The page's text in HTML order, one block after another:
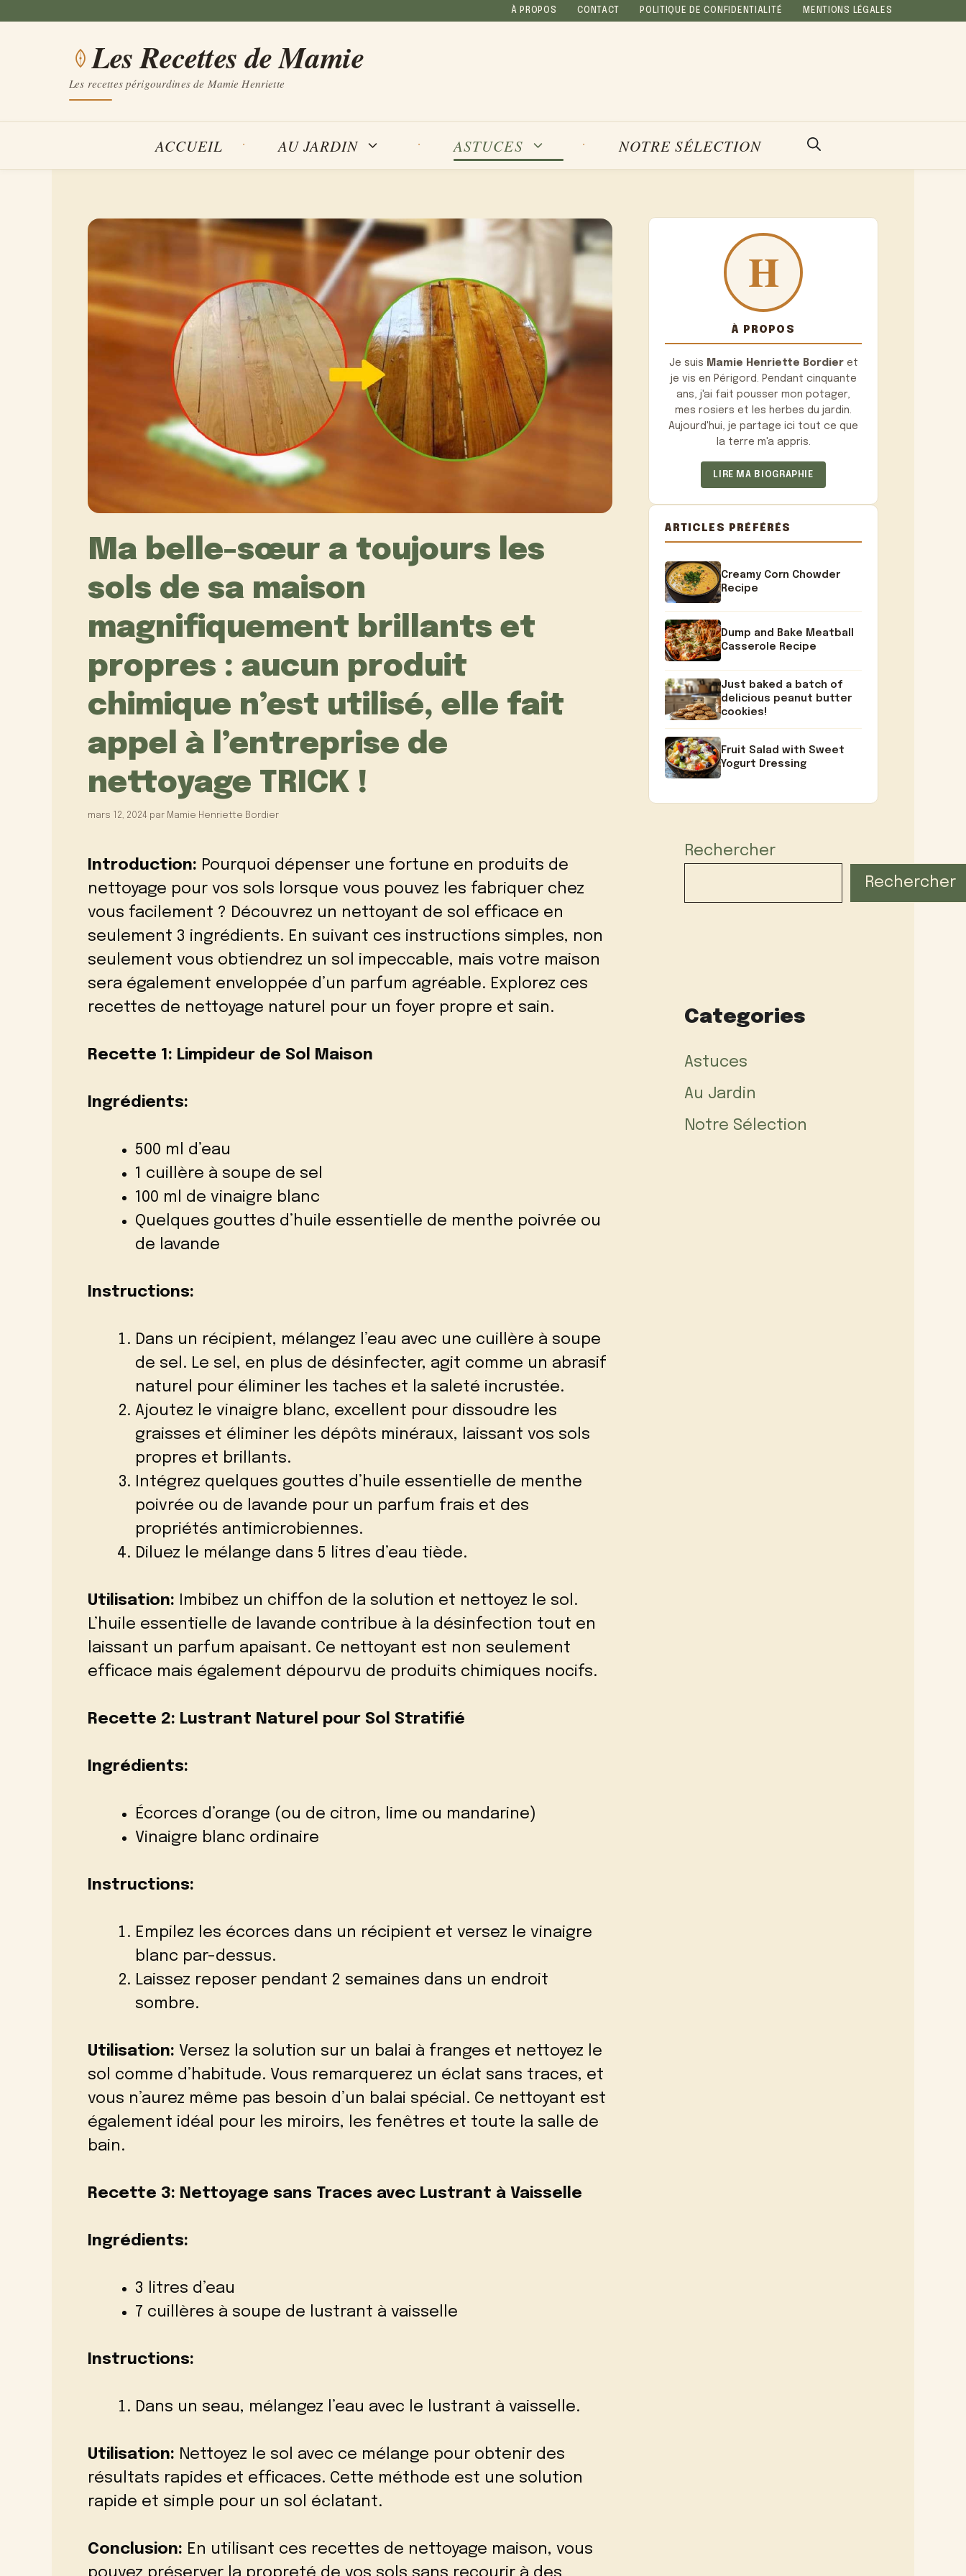
À PROPOS CONTACT POLITIQUE DE CONFIDENTIALITÉ MENTIONS LÉGALES
Les Recettes de Mamie
Les recettes périgourdines de Mamie Henriette
ACCUEIL AU JARDIN ASTUCES NOTRE SÉLECTION
Ma belle-sœur a toujours les
sols de sa maison
magnifiquement brillants et
propres : aucun produit
chimique n’est utilisé, elle fait
appel à l’entreprise de
nettoyage TRICK !
mars 12, 2024 par Mamie Henriette Bordier
Introduction: Pourquoi dépenser une fortune en produits de
nettoyage pour vos sols lorsque vous pouvez les fabriquer chez
vous facilement ? Découvrez un nettoyant de sol efficace en
seulement 3 ingrédients. En suivant ces instructions simples, non
seulement vous obtiendrez un sol impeccable, mais votre maison
sera également enveloppée d’un parfum agréable. Explorez ces
recettes de nettoyage naturel pour un foyer propre et sain.
Recette 1: Limpideur de Sol Maison
Ingrédients:
500 ml d’eau
1 cuillère à soupe de sel
100 ml de vinaigre blanc
Quelques gouttes d’huile essentielle de menthe poivrée ou
de lavande
Instructions:
Dans un récipient, mélangez l’eau avec une cuillère à soupe
de sel. Le sel, en plus de désinfecter, agit comme un abrasif
naturel pour éliminer les taches et la saleté incrustée.
Ajoutez le vinaigre blanc, excellent pour dissoudre les
graisses et éliminer les dépôts minéraux, laissant vos sols
propres et brillants.
Intégrez quelques gouttes d’huile essentielle de menthe
poivrée ou de lavande pour un parfum frais et des
propriétés antimicrobiennes.
Diluez le mélange dans 5 litres d’eau tiède.
Utilisation: Imbibez un chiffon de la solution et nettoyez le sol.
L’huile essentielle de lavande contribue à la désinfection tout en
laissant un parfum apaisant. Ce nettoyant est non seulement
efficace mais également dépourvu de produits chimiques nocifs.
Recette 2: Lustrant Naturel pour Sol Stratifié
Ingrédients:
Écorces d’orange (ou de citron, lime ou mandarine)
Vinaigre blanc ordinaire
Instructions:
Empilez les écorces dans un récipient et versez le vinaigre
blanc par-dessus.
Laissez reposer pendant 2 semaines dans un endroit
sombre.
Utilisation: Versez la solution sur un balai à franges et nettoyez le
sol comme d’habitude. Vous remarquerez un éclat sans traces, et
vous n’aurez même pas besoin d’un balai spécial. Ce nettoyant est
également idéal pour les miroirs, les fenêtres et toute la salle de
bain.
Recette 3: Nettoyage sans Traces avec Lustrant à Vaisselle
Ingrédients:
3 litres d’eau
7 cuillères à soupe de lustrant à vaisselle
Instructions:
Dans un seau, mélangez l’eau avec le lustrant à vaisselle.
Utilisation: Nettoyez le sol avec ce mélange pour obtenir des
résultats rapides et efficaces. Cette méthode est une solution
rapide et simple pour un sol éclatant.
Conclusion: En utilisant ces recettes de nettoyage maison, vous
À PROPOS
Je suis Mamie Henriette Bordieret
je vis en Périgord. Pendant cinquante
ans, j'ai fait pousser mon potager,
mes rosiers et les herbes du jardin.
Aujourd'hui, je partage ici tout ce que
la terre m'a appris.
LIRE MA BIOGRAPHIE
ARTICLES PRÉFÉRÉS
Creamy Corn Chowder
Recipe
Dump and Bake Meatball
Casserole Recipe
Just baked a batch of
delicious peanut butter
cookies!
Fruit Salad with Sweet
Yogurt Dressing
Rechercher
Rechercher
Categories
Astuces
Au Jardin
Notre Sélection